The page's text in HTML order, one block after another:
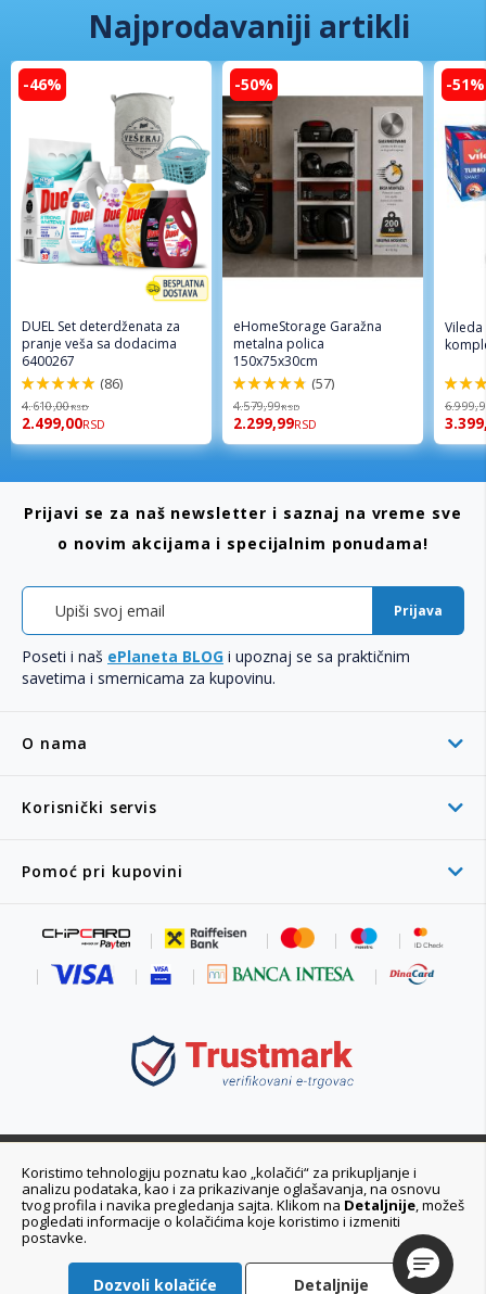
Najprodavaniji artikli
-46%
DUEL Set deterdženata za
pranje veša sa dodacima
6400267
98%
(86)
4.610,00RSD
2.499,00RSD
-50%
eHomeStorage Garažna
metalna polica
150x75x30cm
96%
(57)
4.579,99RSD
2.299,99RSD
-51%
92%
O nama
Korisnički servis
Pomoć pri kupovini
Prijavi se za naš newsletter i saznaj na vreme sve
o novim akcijama i specijalnim ponudama!
Prijava
Poseti i naš ePlaneta BLOG i upoznaj se sa praktičnim
savetima i smernicama za kupovinu.
011 6355 550
Ponedeljak - Petak 08:00 - 20:00h
Koristimo tehnologiju poznatu kao „kolačići“ za prikupljanje i
analizu podataka, kao i za prikazivanje oglašavanja, na osnovu
tvog profila i navika pregledanja sajta. Klikom na Detaljnije, možeš
pogledati informacije o kolačićima koje koristimo i izmeniti
postavke.
Dozvoli kolačiće Detaljnije